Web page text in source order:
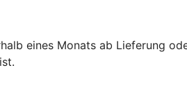
eines Monats ab Lieferung